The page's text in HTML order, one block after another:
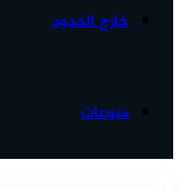
خارج الحدود
منوعات